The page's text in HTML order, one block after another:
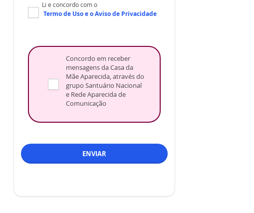
Li e concordo com o
Termo de Usoe oAviso de Privacidade
Concordo em receber
mensagens da Casa da
Mãe Aparecida, através do
grupo Santuário Nacional
e Rede Aparecida de
Comunicação
ENVIAR